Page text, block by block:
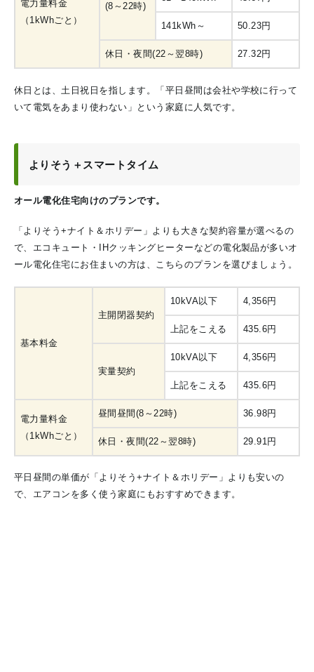
電力量料金
（1kWhごと）
(8～22時)
141kWh～ 50.23円
休日・夜間(22～翌8時) 27.32円
休日とは、土日祝日を指します。「平日昼間は会社や学校に行って
いて電気をあまり使わない」という家庭に人気です。
よりそう＋スマートタイム
オール電化住宅向けのプランです。
「よりそう+ナイト＆ホリデー」よりも大きな契約容量が選べるの
で、エコキュート・IHクッキングヒーターなどの電化製品が多いオ
ール電化住宅にお住まいの方は、こちらのプランを選びましょう。
基本料金
主開閉器契約
10kVA以下 4,356円
上記をこえる 435.6円
実量契約
10kVA以下 4,356円
上記をこえる 435.6円
電力量料金
（1kWhごと）
昼間昼間(8～22時) 36.98円
休日・夜間(22～翌8時) 29.91円
平日昼間の単価が「よりそう+ナイト＆ホリデー」よりも安いの
で、エアコンを多く使う家庭にもおすすめできます。